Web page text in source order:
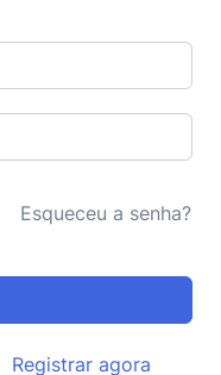
Esqueceu a senha?
Registrar agora